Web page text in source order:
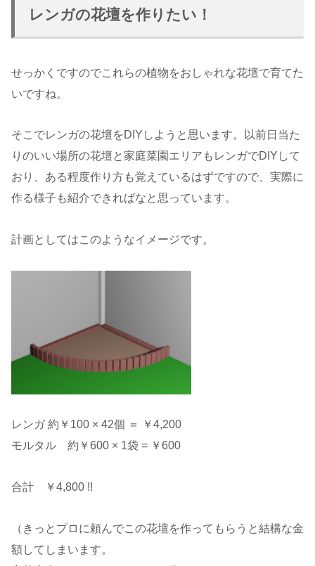
レンガの花壇を作りたい！
せっかくですのでこれらの植物をおしゃれな花壇で育てた
いですね。
そこでレンガの花壇をDIYしようと思います。以前日当た
りのいい場所の花壇と家庭菜園エリアもレンガでDIYして
おり、ある程度作り方も覚えているはずですので、実際に
作る様子も紹介できればなと思っています。
計画としてはこのようなイメージです。
レンガ 約￥100 × 42個 ＝ ￥4,200
モルタル 約￥600 × 1袋 = ￥600
合計 ￥4,800 !!
（きっとプロに頼んでこの花壇を作ってもらうと結構な金
額してしまいます。